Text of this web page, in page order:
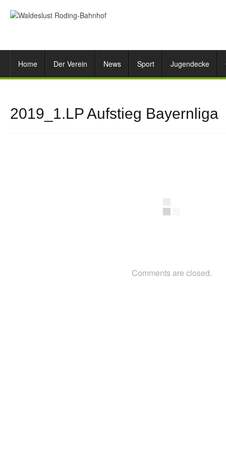
Home Der Verein News Sport Jugendecke
2019_1.LP Aufstieg Bayernliga
Comments are closed.